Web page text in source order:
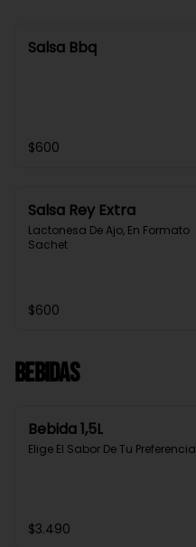
Salsa Bbq
$600
Salsa Rey Extra
Lactonesa De Ajo, En Formato
Sachet
$600
Bebidas
Bebida 1,5L
Elige El Sabor De Tu Preferencia
$3.490